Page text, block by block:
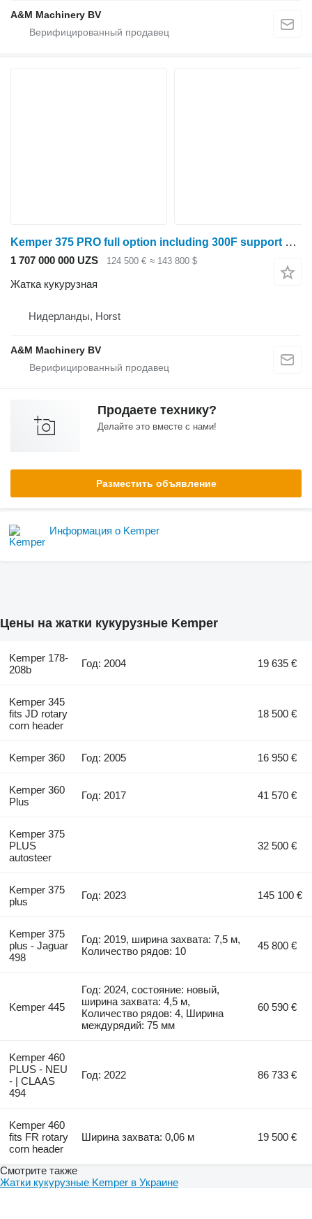
A&M Machinery BV
Kemper 375 PRO full option including 300F support wheel
1 707 000 000 UZS 124 500 € ≈ 143 800 $
Жатка кукурузная
Нидерланды, Horst
A&M Machinery BV
Продаете технику?
Делайте это вместе с нами!
Разместить объявление
Информация о Kemper
Цены на жатки кукурузные Kemper
Kemper 178-
208b
Год: 2004 19 635 €
Kemper 345
fits JD rotary
corn header
18 500 €
Kemper 360 Год: 2005 16 950 €
Kemper 360
Plus
Год: 2017 41 570 €
Kemper 375
PLUS
autosteer
32 500 €
Kemper 375
plus
Год: 2023 145 100 €
Kemper 375
plus - Jaguar
498
Год: 2019, ширина захвата: 7,5 м,
Количество рядов: 10
45 800 €
Kemper 445
Год: 2024, состояние: новый,
ширина захвата: 4,5 м,
Количество рядов: 4, Ширина
междурядий: 75 мм
60 590 €
Kemper 460
PLUS - NEU
- | CLAAS
494
Год: 2022 86 733 €
Kemper 460
fits FR rotary
corn header
Ширина захвата: 0,06 м 19 500 €
Смотрите также
Жатки кукурузные Kemper в Украине